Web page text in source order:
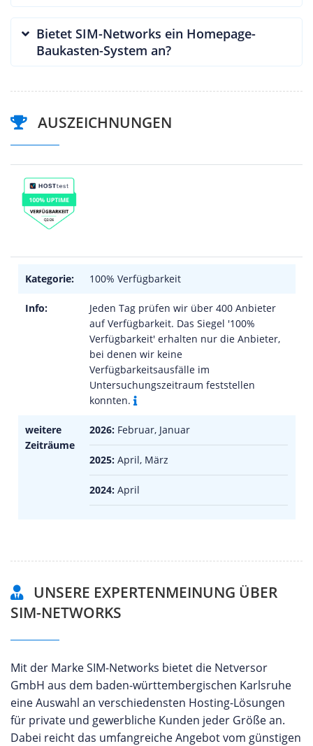
Bietet SIM-Networks ein Homepage-
Baukasten-System an?
AUSZEICHNUNGEN
Kategorie: 100% Verfügbarkeit
Info:
Jeden Tag prüfen wir über 400 Anbieter
auf Verfügbarkeit. Das Siegel '100%
Verfügbarkeit' erhalten nur die Anbieter,
bei denen wir keine
Verfügbarkeitsausfälle im
Untersuchungszeitraum feststellen
konnten.
weitere
Zeiträume
2026: Februar, Januar
2025: April, März
2024: April
UNSERE EXPERTENMEINUNG ÜBER
SIM-NETWORKS
Mit der Marke SIM-Networks bietet die Netversor
GmbH aus dem baden-württembergischen Karlsruhe
eine Auswahl an verschiedensten Hosting-Lösungen
für private und gewerbliche Kunden jeder Größe an.
Dabei reicht das umfangreiche Angebot vom günstigen